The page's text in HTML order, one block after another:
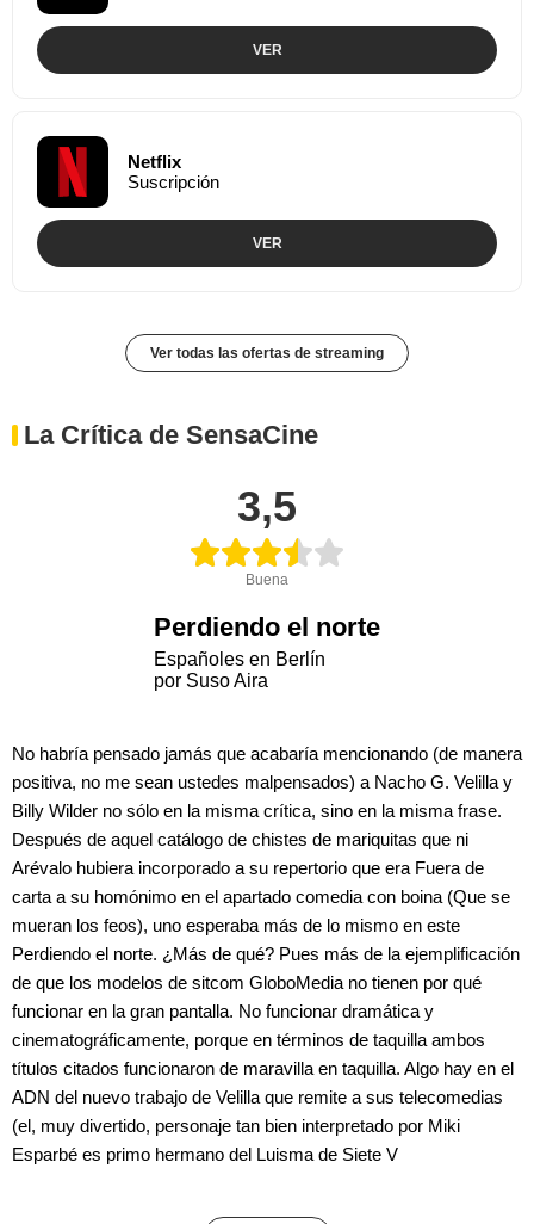
VER
Netflix
Suscripción
VER
Ver todas las ofertas de streaming
La Crítica de SensaCine
3,5
Buena
Perdiendo el norte
Españoles en Berlín
por Suso Aira
No habría pensado jamás que acabaría mencionando (de manera
positiva, no me sean ustedes malpensados) a Nacho G. Velilla y
Billy Wilder no sólo en la misma crítica, sino en la misma frase.
Después de aquel catálogo de chistes de mariquitas que ni
Arévalo hubiera incorporado a su repertorio que era Fuera de
carta a su homónimo en el apartado comedia con boina (Que se
mueran los feos), uno esperaba más de lo mismo en este
Perdiendo el norte. ¿Más de qué? Pues más de la ejemplificación
de que los modelos de sitcom GloboMedia no tienen por qué
funcionar en la gran pantalla. No funcionar dramática y
cinematográficamente, porque en términos de taquilla ambos
títulos citados funcionaron de maravilla en taquilla. Algo hay en el
ADN del nuevo trabajo de Velilla que remite a sus telecomedias
(el, muy divertido, personaje tan bien interpretado por Miki
Esparbé es primo hermano del Luisma de Siete V